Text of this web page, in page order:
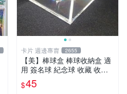
卡片 週邊專賣 2655
【美】棒球盒 棒球收納盒 適
用 簽名球 紀念球 收藏 收納
（單個）林智勝 陳偉殷 陳金
鋒 中華職棒
$45